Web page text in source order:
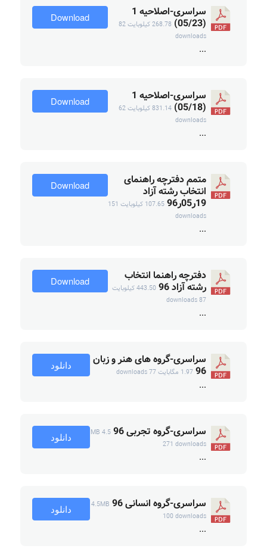
سراسری-اصلاحیه 1
(05/23)
268.78 کیلوبایت
82
downloads
...
Download
سراسری-اصلاحیه 1
(05/18)
831.14 کیلوبایت
62
downloads
...
Download
متمم دفترچه راهنمای
انتخاب رشته آزاد
19ر05ر96
107.65 کیلوبایت
151
downloads
...
Download
دفترچه راهنما انتخاب
رشته آزاد 96
443.50 کیلوبایت
87 downloads
...
Download
سراسری-گروه های هنر و زبان
96 1.97 مگابایت 77 downloads
...
دانلود
سراسری-گروه تجربی 96
4.5 MB
271 downloads
...
دانلود
سراسری-گروه انسانی 96
4.5MB
100 downloads
...
دانلود